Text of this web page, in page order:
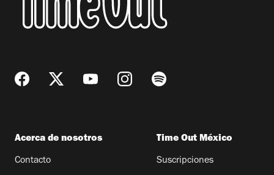
Acerca de nosotros
Contacto
Time Out México
Suscripciones